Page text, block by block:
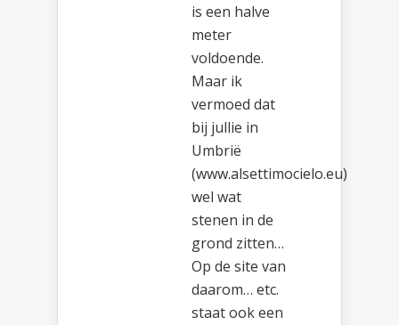
is een halve
meter
voldoende.
Maar ik
vermoed dat
bij jullie in
Umbrië
(www.alsettimocielo.eu)
wel wat
stenen in de
grond zitten…
Op de site van
daarom… etc.
staat ook een